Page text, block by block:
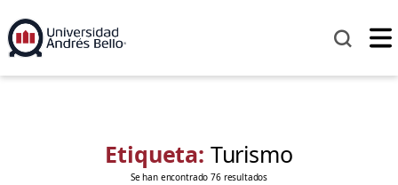
Etiqueta: Turismo
Se han encontrado 76 resultados